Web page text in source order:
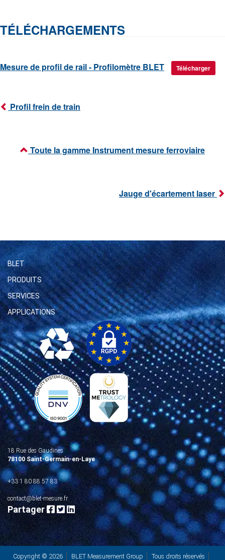
TÉLÉCHARGEMENTS
Mesure de profil de rail - Profilomètre BLET Télécharger
Profil frein de train
Toute la gamme Instrument mesure ferroviaire
Jauge d'écartement laser
BLET
PRODUITS
SERVICES
APPLICATIONS
18 Rue des Gaudines
78100 Saint-Germain-en-Laye
+33 1 80 88 57 83
contact@blet-mesure.fr
Partager
Copyright © 2026 BLET Measurement Group Tous droits réservés